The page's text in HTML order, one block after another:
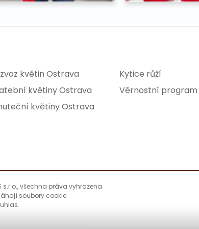
květin Ostrava
květiny Ostrava
květiny Ostrava
Kytice růží
Věrnostní program
s.r.o., všechna práva vyhrazena.
soubory cookie.